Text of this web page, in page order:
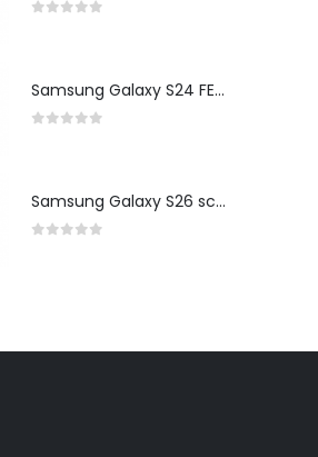
Samsung Galaxy S24 FE scherm herstelling
Samsung Galaxy S26 scherm herstelling